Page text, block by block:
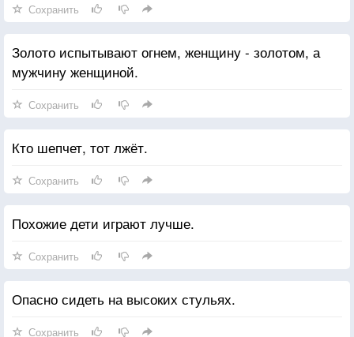
Сохранить
Золото испытывают огнем, женщину - золотом, а
мужчину женщиной.
Сохранить
Кто шепчет, тот лжёт.
Сохранить
Похожие дети играют лучше.
Сохранить
Опасно сидеть на высоких стульях.
Сохранить